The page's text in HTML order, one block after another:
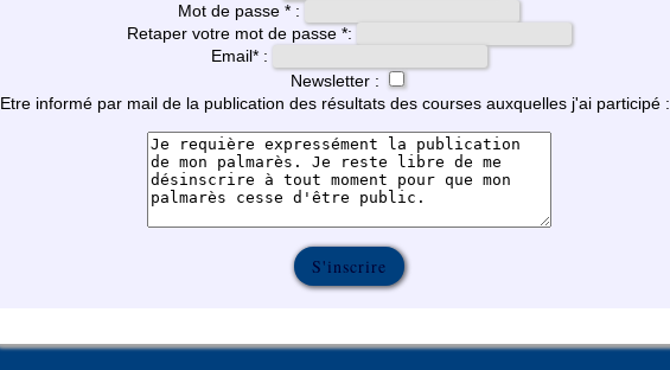
Mot de passe * :
Retaper votre mot de passe *:
Email*:
Newsletter :
Etre informé par mail de la publication des résultats des courses auxquelles j'ai participé :